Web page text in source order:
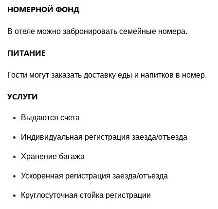
НОМЕРНОЙ ФОНД
В отеле можно забронировать семейные номера.
ПИТАНИЕ
Гости могут заказать доставку еды и напитков в номер.
УСЛУГИ
Выдаются счета
Индивидуальная регистрация заезда/отъезда
Хранение багажа
Ускоренная регистрация заезда/отъезда
Круглосуточная стойка регистрации